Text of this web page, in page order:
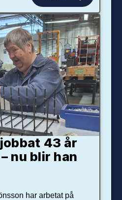
43 år
nu blir han
har arbetat på